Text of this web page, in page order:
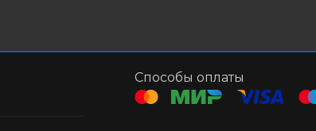
Способы оплаты